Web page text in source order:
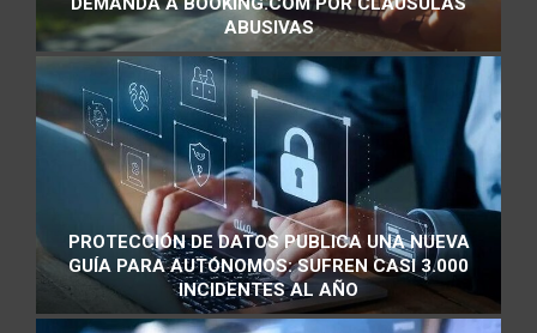
ABUSIVAS
PROTECCIÓN DE DATOS PUBLICA UNA NUEVA
GUÍA PARA AUTÓNOMOS: SUFREN CASI 3.000
INCIDENTES AL AÑO